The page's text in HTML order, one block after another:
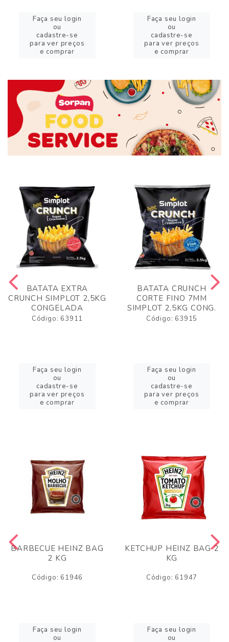
Faça seu login
ou
cadastre-se
para ver preços
e comprar
Faça seu login
ou
cadastre-se
para ver preços
e comprar
BATATA EXTRA
CRUNCH SIMPLOT 2,5KG
CONGELADA
Código: 63911
Faça seu login
ou
cadastre-se
para ver preços
e comprar
BATATA CRUNCH
CORTE FINO 7MM
SIMPLOT 2,5KG CONG.
Código: 63915
Faça seu login
ou
cadastre-se
para ver preços
e comprar
BARBECUE HEINZ BAG
2 KG
Código: 61946
Faça seu login
ou
KETCHUP HEINZ BAG 2
KG
Código: 61947
Faça seu login
ou